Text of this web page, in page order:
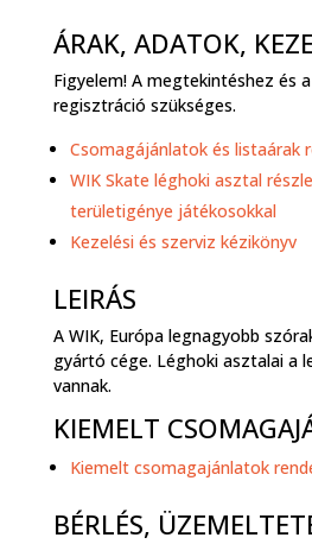
ÁRAK, ADATOK,
Figyelem! A megtekintéshez és
regisztráció szükséges.
Csomagájánlatok és listaárak
WIK Skate léghoki asztal
területigénye játékosokkal
Kezelési és szerviz kézikönyv
LEIRÁS
A WIK, Európa legnagyobb
gyártó cége. Léghoki asztalai a
vannak.
KIEMELT
Kiemelt csomagajánlatok
BÉRLÉS,